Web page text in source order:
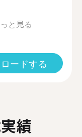
と見る
ードする
績